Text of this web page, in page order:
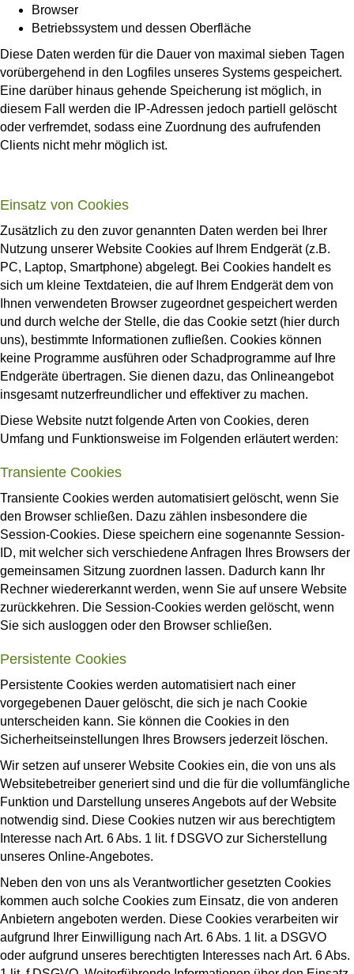
Browser
Betriebssystem und dessen Oberfläche
Diese Daten werden für die Dauer von maximal sieben Tagen
vorübergehend in den Logfiles unseres Systems gespeichert.
Eine darüber hinaus gehende Speicherung ist möglich, in
diesem Fall werden die IP-Adressen jedoch partiell gelöscht
oder verfremdet, sodass eine Zuordnung des aufrufenden
Clients nicht mehr möglich ist.
Einsatz von Cookies
Zusätzlich zu den zuvor genannten Daten werden bei Ihrer
Nutzung unserer Website Cookies auf Ihrem Endgerät (z.B.
PC, Laptop, Smartphone) abgelegt. Bei Cookies handelt es
sich um kleine Textdateien, die auf Ihrem Endgerät dem von
Ihnen verwendeten Browser zugeordnet gespeichert werden
und durch welche der Stelle, die das Cookie setzt (hier durch
uns), bestimmte Informationen zufließen. Cookies können
keine Programme ausführen oder Schadprogramme auf Ihre
Endgeräte übertragen. Sie dienen dazu, das Onlineangebot
insgesamt nutzerfreundlicher und effektiver zu machen.
Diese Website nutzt folgende Arten von Cookies, deren
Umfang und Funktionsweise im Folgenden erläutert werden:
Transiente Cookies
Transiente Cookies werden automatisiert gelöscht, wenn Sie
den Browser schließen. Dazu zählen insbesondere die
Session-Cookies. Diese speichern eine sogenannte Session-
ID, mit welcher sich verschiedene Anfragen Ihres Browsers der
gemeinsamen Sitzung zuordnen lassen. Dadurch kann Ihr
Rechner wiedererkannt werden, wenn Sie auf unsere Website
zurückkehren. Die Session-Cookies werden gelöscht, wenn
Sie sich ausloggen oder den Browser schließen.
Persistente Cookies
Persistente Cookies werden automatisiert nach einer
vorgegebenen Dauer gelöscht, die sich je nach Cookie
unterscheiden kann. Sie können die Cookies in den
Sicherheitseinstellungen Ihres Browsers jederzeit löschen.
Wir setzen auf unserer Website Cookies ein, die von uns als
Websitebetreiber generiert sind und die für die vollumfängliche
Funktion und Darstellung unseres Angebots auf der Website
notwendig sind. Diese Cookies nutzen wir aus berechtigtem
Interesse nach Art. 6 Abs. 1 lit. f DSGVO zur Sicherstellung
unseres Online-Angebotes.
Neben den von uns als Verantwortlicher gesetzten Cookies
kommen auch solche Cookies zum Einsatz, die von anderen
Anbietern angeboten werden. Diese Cookies verarbeiten wir
aufgrund Ihrer Einwilligung nach Art. 6 Abs. 1 lit. a DSGVO
oder aufgrund unseres berechtigten Interesses nach Art. 6 Abs.